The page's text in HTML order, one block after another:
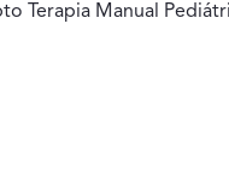
Terapia Manual